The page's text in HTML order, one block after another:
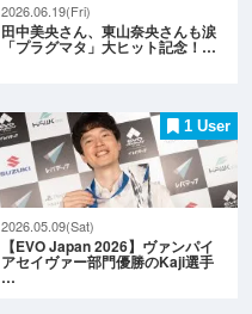
2026.06.19(Fri)
田中美央さん、東山奈央さんも涙
「プラグマタ」大ヒット記念！…
1 User
2026.05.09(Sat)
【EVO Japan 2026】ヴァンパイ
アセイヴァー部門優勝のKaji選手
…